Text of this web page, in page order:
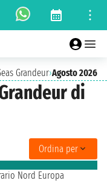
Grandeur›Agosto 2026
di
Ordina per